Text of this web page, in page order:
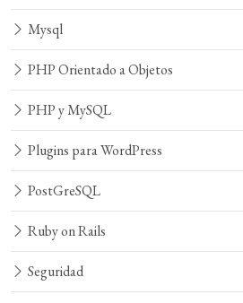
Mysql
PHP Orientado a Objetos
PHP y MySQL
Plugins para WordPress
PostGreSQL
Ruby on Rails
Seguridad